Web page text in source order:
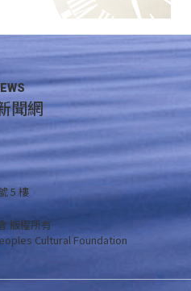
聞網
5 樓
版權所有
Cultural Foundation